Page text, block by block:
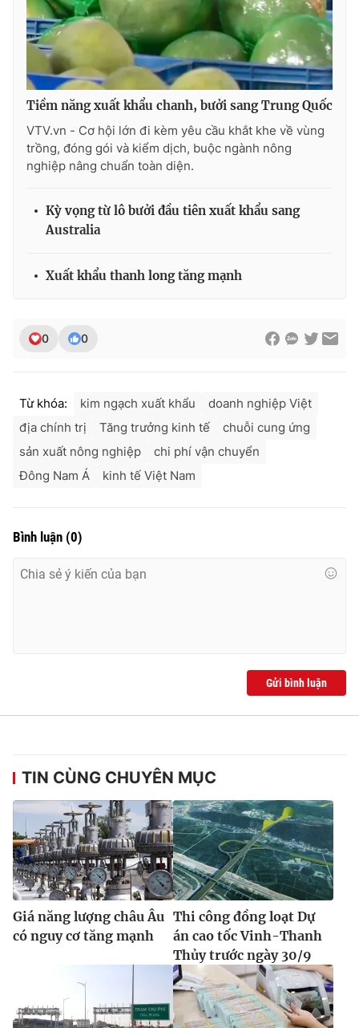
Tiềm năng xuất khẩu chanh, bưởi sang Trung Quốc
VTV.vn - Cơ hội lớn đi kèm yêu cầu khắt khe về vùng
trồng, đóng gói và kiểm dịch, buộc ngành nông
nghiệp nâng chuẩn toàn diện.
Kỳ vọng từ lô bưởi đầu tiên xuất khẩu sang
Australia
Xuất khẩu thanh long tăng mạnh
0 0
Từ khóa: kim ngạch xuất khẩu
doanh nghiệp Việt
địa chính trị
Tăng trưởng kinh tế
chuỗi cung ứng
sản xuất nông nghiệp
chi phí vận chuyển
Đông Nam Á
kinh tế Việt Nam
Bình luận (0)
Gửi bình luận
TIN CÙNG CHUYÊN MỤC
Giá năng lượng châu Âu
có nguy cơ tăng mạnh
Thi công đồng loạt Dự
án cao tốc Vinh-Thanh
Thủy trước ngày 30/9